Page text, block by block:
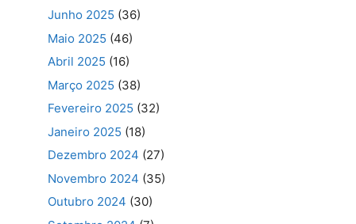
Junho 2025 (36)
Maio 2025 (46)
Abril 2025 (16)
Março 2025 (38)
Fevereiro 2025 (32)
Janeiro 2025 (18)
Dezembro 2024 (27)
Novembro 2024 (35)
Outubro 2024 (30)